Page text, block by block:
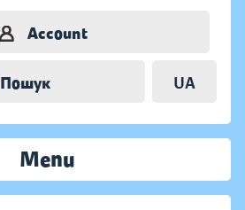
Account
Пошук UA
Menu